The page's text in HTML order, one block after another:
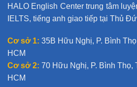
HALO English Center trung tâm
IELTS, tiếng anh giao tiếp tại Thủ
Cơ sở 1: 35B Hữu Nghị, P. Bình
HCM
Cơ sở 2: 70 Hữu Nghị, P. Bình Thọ,
HCM